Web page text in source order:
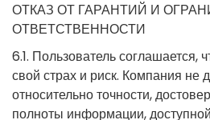
ОТКАЗ ОТ ГАРАНТИЙ И
ОТВЕТСТВЕННОСТИ
6.1. Пользователь соглашается,
свой страх и риск. Компания не
относительно точности,
полноты информации,